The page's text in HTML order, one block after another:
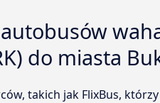
do miasta
takich jak FlixBus,